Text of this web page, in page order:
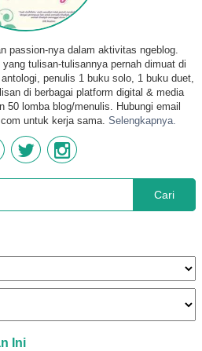
passion-nya dalam aktivitas ngeblog.
tulisan-tulisannya pernah dimuat di
penulis 1 buku solo, 1 buku duet,
di berbagai platform digital & media
50 lomba blog/menulis. Hubungi email
untuk kerja sama. Selengkapnya.
Cari
Ini